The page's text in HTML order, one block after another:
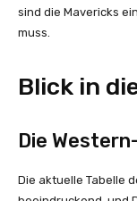
sind die Mavericks
muss.
Blick in
Die
Die aktuelle Tabelle